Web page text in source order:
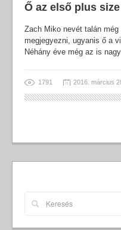
Ő az első plus
Zach Miko nevét talán
megjegyezni, ugyanis ő a
Néhány éve még az is
1791 2016. március